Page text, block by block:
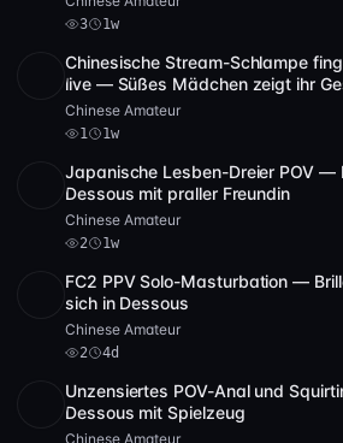
3 1w
POST 1 Archiv
Chinesische Stream-Schlampe
live — Süßes Mädchen zeigt ihr
Chinese Amateur
1 1w
Japanische Lesben-Dreier POV —
Dessous mit praller Freundin
Chinese Amateur
2 1w
POST 1 Archiv
FC2 PPV Solo-Masturbation —
sich in Dessous
Chinese Amateur
2 4d
4 Video 23:18
Unzensiertes POV-Anal und
Dessous mit Spielzeug
Chinese Amateur